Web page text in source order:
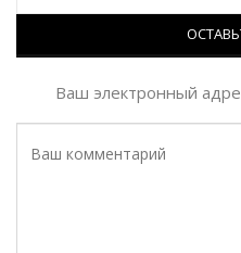
Ваш электронный